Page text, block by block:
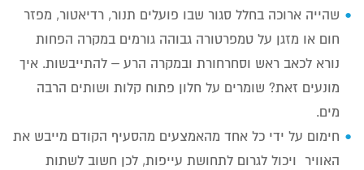
שהייה ארוכה בחלל סגור שבו פועלים תנור, רדיאטור, מפזר
חום או מזגן על טמפרטורה גבוהה גורמים במקרה הפחות
נורא לכאב ראש וסחרחורת ובמקרה הרע – להתייבשות. איך
מונעים זאת? שומרים על חלון פתוח קלות ושותים הרבה
מים.
חימום על ידי כל אחד מהאמצעים מהסעיף הקודם מייבש את
האוויר ויכול לגרום לתחושת עייפות, לכן חשוב לשתות